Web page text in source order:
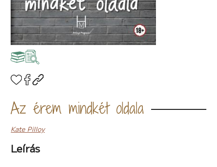
Az érem mindkét oldala
Kate Pilloy
Leírás